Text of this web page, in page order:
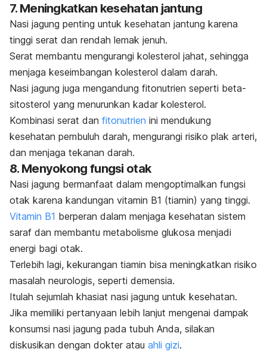
7. Meningkatkan kesehatan jantung
Nasi jagung penting untuk kesehatan jantung karena
tinggi serat dan rendah lemak jenuh.
Serat membantu mengurangi kolesterol jahat, sehingga
menjaga keseimbangan kolesterol dalam darah.
Nasi jagung juga mengandung fitonutrien seperti beta-
sitosterol yang menurunkan kadar kolesterol.
Kombinasi serat dan fitonutrien ini mendukung
kesehatan pembuluh darah, mengurangi risiko plak arteri,
dan menjaga tekanan darah.
8. Menyokong fungsi otak
Nasi jagung bermanfaat dalam mengoptimalkan fungsi
otak karena kandungan vitamin B1 (tiamin) yang tinggi.
Vitamin B1 berperan dalam menjaga kesehatan sistem
saraf dan membantu metabolisme glukosa menjadi
energi bagi otak.
Terlebih lagi, kekurangan tiamin bisa meningkatkan risiko
masalah neurologis, seperti demensia.
Itulah sejumlah khasiat nasi jagung untuk kesehatan.
Jika memiliki pertanyaan lebih lanjut mengenai dampak
konsumsi nasi jagung pada tubuh Anda, silakan
diskusikan dengan dokter atau ahli gizi.